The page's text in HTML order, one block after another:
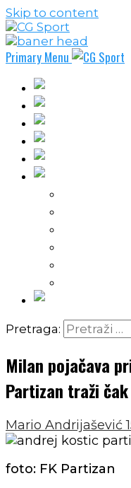
Skip to content
Primary Menu
Pretraga:
Milan pojačava
Partizan traži
Mario Andrijašević
foto: FK Partizan